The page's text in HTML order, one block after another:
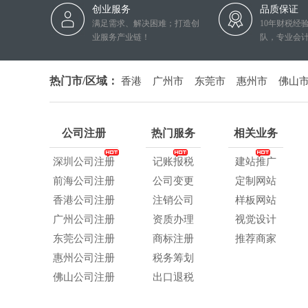
创业服务
满足需求、解决困难；打造创
业服务产业链！
品质保证
10年财税经
队，专业会
热门市/区域： 香港 广州市 东莞市 惠州市 佛山
公司注册
深圳公司注册
前海公司注册
香港公司注册
广州公司注册
东莞公司注册
惠州公司注册
佛山公司注册
热门服务
记账报税
公司变更
注销公司
资质办理
商标注册
税务筹划
出口退税
相关业务
建站推广
定制网站
样板网站
视觉设计
推荐商家